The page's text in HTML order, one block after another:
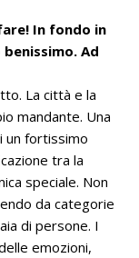
In fondo in
benissimo. Ad
La città e la
mandante. Una
un fortissimo
tra la
speciale. Non
da categorie
di persone. I
emozioni,